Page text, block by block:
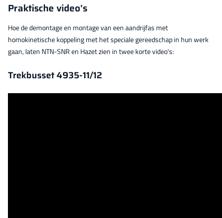
Praktische video's
Hoe de demontage en montage van een aandrijfas met
homokinetische koppeling met het speciale gereedschap in hun werk
gaan, laten NTN-SNR en Hazet zien in twee korte video's:
Trekbusset 4935-11/12